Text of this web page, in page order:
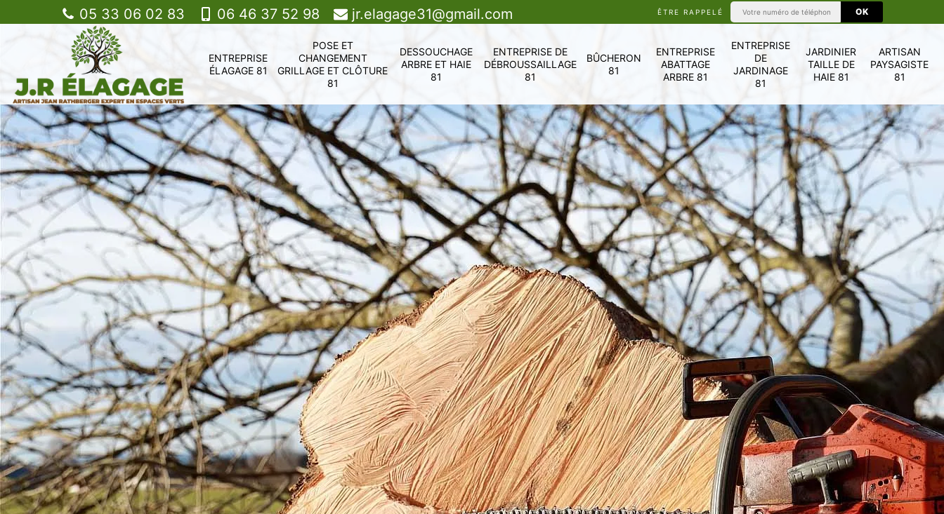
05 33 06 02 83 06 46 37 52 98 jr.elagage31@gmail.com ÊTRE RAPPELÉ
ENTREPRISE
ÉLAGAGE 81
POSE ET
CHANGEMENT
GRILLAGE ET CLÔTURE
81
DESSOUCHAGE
ARBRE ET HAIE
81
ENTREPRISE DE
DÉBROUSSAILLAGE
81
BÛCHERON
81
ENTREPRISE
ABATTAGE
ARBRE 81
ENTREPRISE
DE
JARDINAGE
81
JARDINIER
TAILLE DE
HAIE 81
ARTISAN
PAYSAGISTE
81